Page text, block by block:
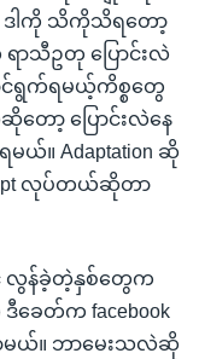
ဒါကို သိကိုသိရတော့
ာသီဥတု ပြောင်းလဲ
င်ရွက်ရမယ့်ကိစ္စတွေ
ော့ ပြောင်းလဲနေ
။ Adaptation ဆို
လုပ်တယ်ဆိုတာ
လွန်ခဲ့တဲ့နှစ်တွေက
ခေတ်က facebook
ာမယ်။ ဘာမေးသလဲဆို